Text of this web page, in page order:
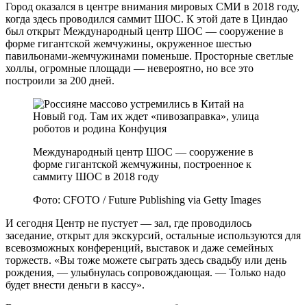
Город оказался в центре внимания мировых СМИ в 2018 году,
когда здесь проводился саммит ШОС. К этой дате в Циндао
был открыт Международный центр ШОС — сооружение в
форме гигантской жемчужины, окруженное шестью
павильонами-жемчужинами поменьше. Просторные светлые
холлы, огромные площади — невероятно, но все это
построили за 200 дней.
Международный центр ШОС — сооружение в
форме гигантской жемчужины, построенное к
саммиту ШОС в 2018 году
Фото: CFOTO / Future Publishing via Getty Images
И сегодня Центр не пустует — зал, где проводилось
заседание, открыт для экскурсий, остальные используются для
всевозможных конференций, выставок и даже семейных
торжеств. «Вы тоже можете сыграть здесь свадьбу или день
рождения, — улыбнулась сопровождающая. — Только надо
будет внести деньги в кассу».